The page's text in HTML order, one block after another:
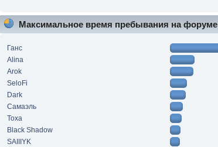
Максимальное время пребывания на форуме
Ганс
Alina
Arok
SeloFi
Dark
Самаэль
Тоха
Black Shadow
SAIIIYK